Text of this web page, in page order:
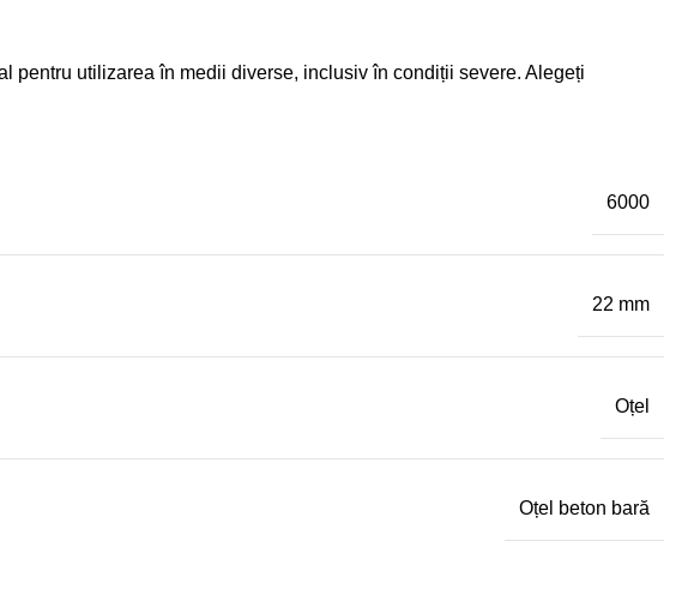
pentru utilizarea în medii diverse, inclusiv în condiții severe. Alegeți
6000
22 mm
Oțel
Oțel beton bară